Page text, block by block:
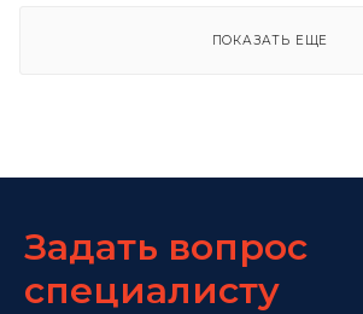
ПОКАЗАТЬ ЕЩЕ
Задать вопрос
специалисту